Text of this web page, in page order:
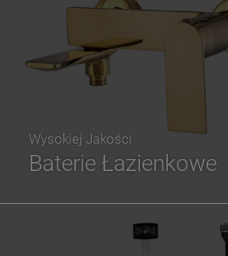
Wysokiej Jakości
Baterie Łazienkowe